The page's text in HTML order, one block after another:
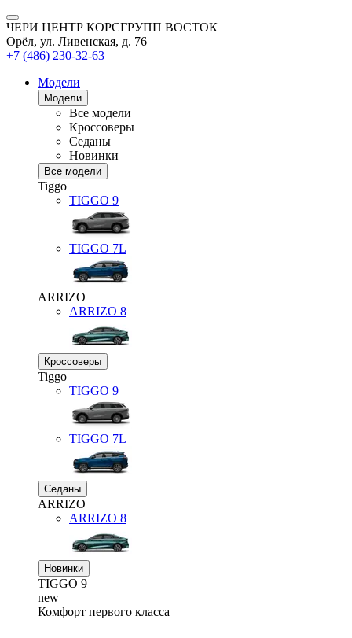
ЧЕРИ ЦЕНТР КОРСГРУПП ВОСТОК
Орёл, ул. Ливенская, д. 76
+7 (486) 230-32-63
Модели
Модели
Все модели
Кроссоверы
Седаны
Новинки
Все модели
Tiggo
TIGGO 9
TIGGO 7L
ARRIZO
ARRIZO 8
Кроссоверы
Tiggo
TIGGO 9
TIGGO 7L
Седаны
ARRIZO
ARRIZO 8
Новинки
TIGGO 9
new
Комфорт первого класса